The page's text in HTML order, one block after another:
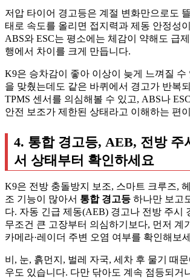
저압 타이어 경고등은 계절 변화만으로도
태로 속도를 올리면 접지력과 제동 안정성
ABS와 ESC는 평소에는 체감이 약해도 급
행에서 차이를 크게 만듭니다.
K9은 승차감이 좋아 이상이 늦게 느껴질 수
을 맞췄는데도 같은 바퀴에서 경고가 반복
TPMS 센서를 의심해볼 수 있고, ABS나
안전 보조가 제한된 상태라고 이해하는 편
4. 통합 경고등, AEB, 전방 주
서 상태부터 확인하세요
K9은 전방 충돌방지 보조, 스마트 크루즈,
조 기능이 많아서 통합 경고등 하나만 보고
다. 자동 긴급 제동(AEB) 경고나 전방 주시
무조건 큰 고장부터 의심하기보다, 먼저 계
카메라·레이더 주변 오염 여부를 확인해보
비, 눈, 흙먼지, 벌레 자국, 세차 후 물기 때
우도 있습니다. 다만 닦아도 계속 점등되거